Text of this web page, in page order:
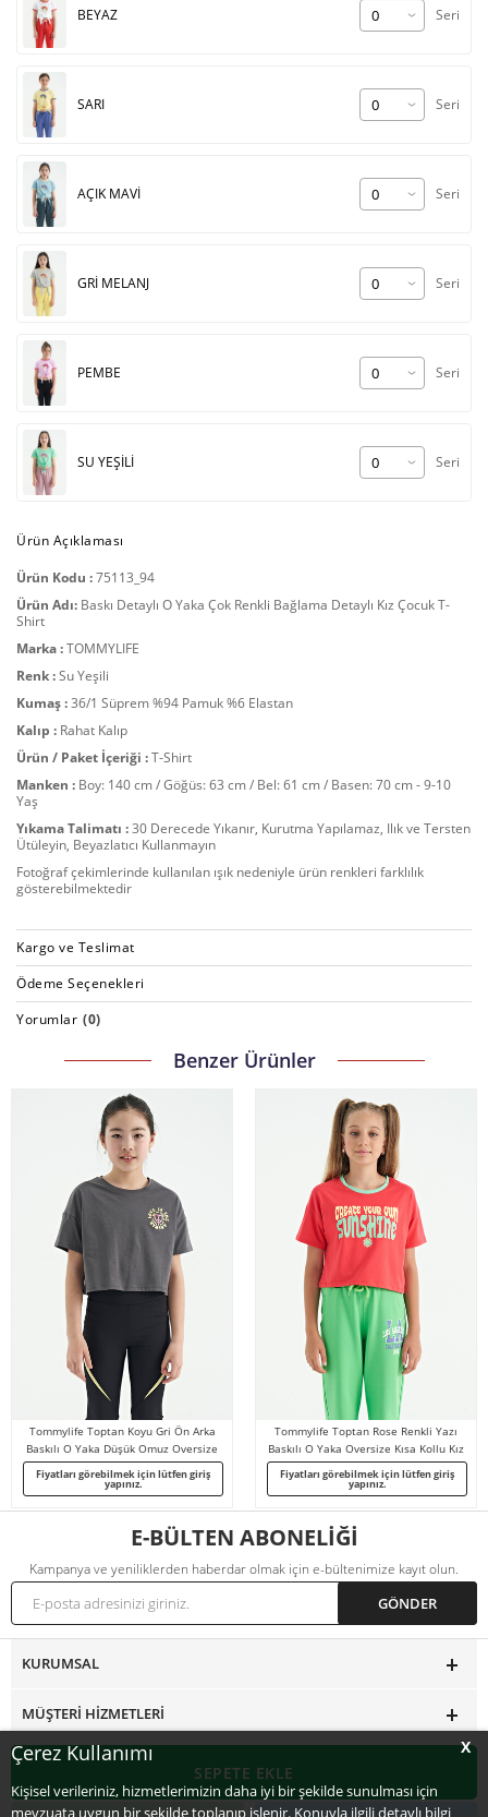
X
Çerez Kullanımı
Kişisel verileriniz, hizmetlerimizin daha iyi bir şekilde sunulması için
mevzuata uygun bir şekilde toplanıp işlenir. Konuyla ilgili detaylı bilgi
BEYAZ Seri
SARI Seri
AÇIK MAVİ Seri
GRİ MELANJ Seri
PEMBE Seri
SU YEŞİLİ Seri
SEPETE EKLE
Ürün Açıklaması
Ürün Kodu :75113_94
Ürün Adı: Baskı Detaylı O Yaka Çok Renkli Bağlama Detaylı Kız Çocuk T-
Shirt
Marka :TOMMYLIFE
Renk :Su Yeşili
Kumaş :36/1 Süprem %94 Pamuk %6 Elastan
Kalıp : Rahat Kalıp
Ürün / Paket İçeriği :T-Shirt
Manken : Boy: 140 cm / Göğüs: 63 cm / Bel: 61 cm / Basen: 70 cm - 9-10
Yaş
Yıkama Talimatı :30 Derecede Yıkanır, Kurutma Yapılamaz, Ilık ve Tersten
Ütüleyin, Beyazlatıcı Kullanmayın
Fotoğraf çekimlerinde kullanılan ışık nedeniyle ürün renkleri farklılık
gösterebilmektedir
Kargo ve Teslimat
Ödeme Seçenekleri
Yorumlar (0)
Benzer Ürünler
Tommylife Toptan Koyu Gri Ön Arka
Baskılı O Yaka Düşük Omuz Oversize
Kısa Kollu Kız Çocuk T-Shirt - 75126
Fiyatları görebilmek için lütfen giriş
yapınız.
Tommylife Toptan Rose Renkli Yazı
Baskılı O Yaka Oversize Kısa Kollu Kız
Çocuk T-Shirt - 75111
Fiyatları görebilmek için lütfen giriş
yapınız.
E-BÜLTEN ABONELİĞİ
Kampanya ve yeniliklerden haberdar olmak için e-bültenimize kayıt olun.
KURUMSAL
MÜŞTERI HIZMETLERI
KATEGORILER